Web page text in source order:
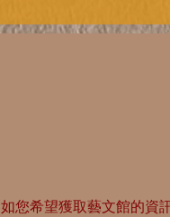
如您希望獲取藝文館的資